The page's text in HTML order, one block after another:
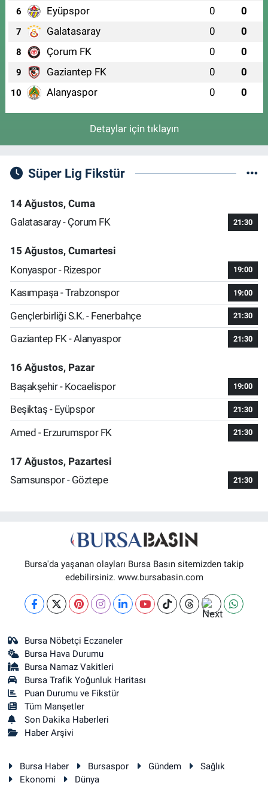
ÇEKİRGE MAH. NARLI SOK. NO:1(ÇEKİRGE SAĞLIK OCAĞI KARŞISI)
0 (224) 236 35 35
6 Eyüpspor 0 0
7 Galatasaray 0 0
8 Çorum FK 0 0
9 Gaziantep FK 0 0
10 Alanyaspor 0 0
Detaylar için tıklayın
Süper Lig Fikstür
14 Ağustos, Cuma
Galatasaray - Çorum FK
21:30
15 Ağustos, Cumartesi
Konyaspor - Rizespor
19:00
Kasımpaşa - Trabzonspor 19:00
Gençlerbirliği S.K. - Fenerbahçe 21:30
Gaziantep FK - Alanyaspor 21:30
16 Ağustos, Pazar
Başakşehir - Kocaelispor
19:00
Beşiktaş - Eyüpspor 21:30
Amed - Erzurumspor FK 21:30
17 Ağustos, Pazartesi
Samsunspor - Göztepe
21:30
Bursa'da yaşanan olayları Bursa Basın sitemizden takip
edebilirsiniz. www.bursabasin.com
Bursa Nöbetçi Eczaneler
Bursa Hava Durumu
Bursa Namaz Vakitleri
Bursa Trafik Yoğunluk Haritası
Puan Durumu ve Fikstür
Tüm Manşetler
Son Dakika Haberleri
Haber Arşivi
Bursa Haber Bursaspor Gündem
Sağlık
Ekonomi
Dünya